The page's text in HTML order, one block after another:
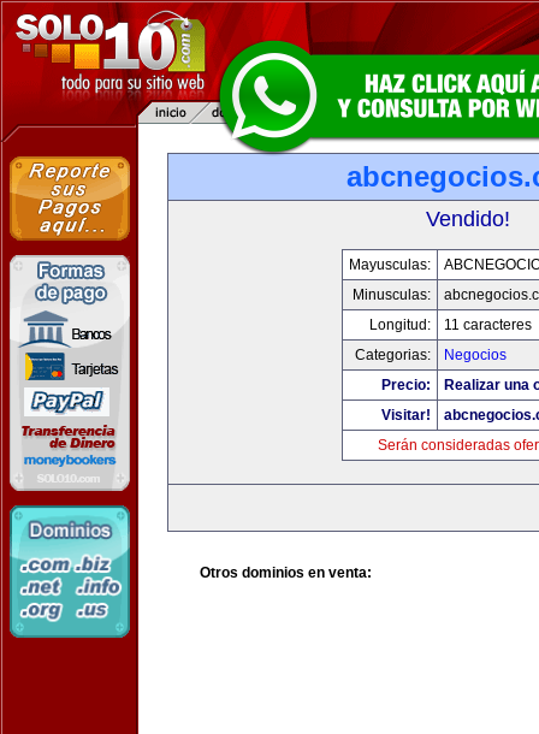
Vendido!
Mayusculas:
Minusculas:
Longitud:
11 caracteres
Categorias:
Negocios
Precio:
Realizar una
Visitar!
Serán consideradas
Otros dominios en venta: